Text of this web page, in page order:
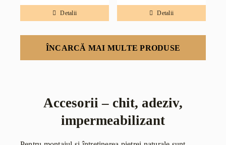
fost:
184.04 lei.
Detalii Detalii
ÎNCARCĂ MAI MULTE PRODUSE
Accesorii – chit, adeziv,
impermeabilizant